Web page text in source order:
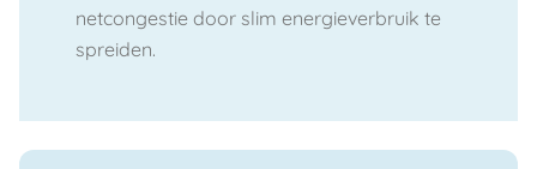
netcongestie door slim energieverbruik te
spreiden.